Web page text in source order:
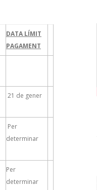
DATA LÍMIT
PAGAMENT
21 de gener
Per
determinar
Per
determinar